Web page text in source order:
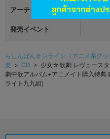
アーティスト スタァ
発売イベント
らしんばんオンライン（アニメ系グ
楽 > CD > 少女☆歌劇 レヴュースタ
劇中歌アルバム+アニメイト購入特典
ライト九九組]